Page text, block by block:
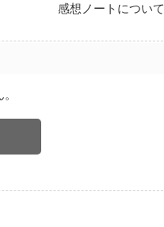
感想ノートについて